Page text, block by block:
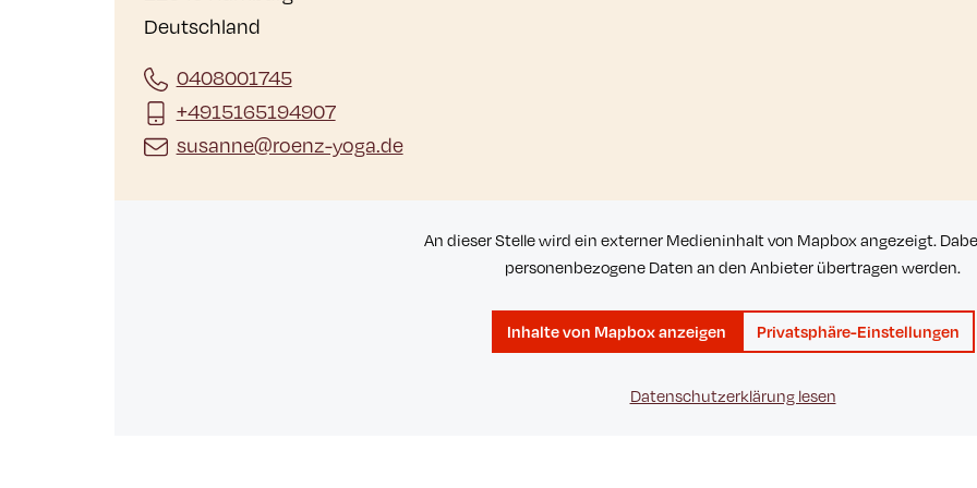
Deutschland
0408001745
+4915165194907
susanne@roenz-yoga.de
An dieser Stelle wird ein externer Medieninhalt von Mapbox angezeigt.
personenbezogene Daten an den Anbieter übertragen werden.
Inhalte von Mapbox anzeigen Privatsphäre-Einstellungen
Datenschutzerklärung lesen